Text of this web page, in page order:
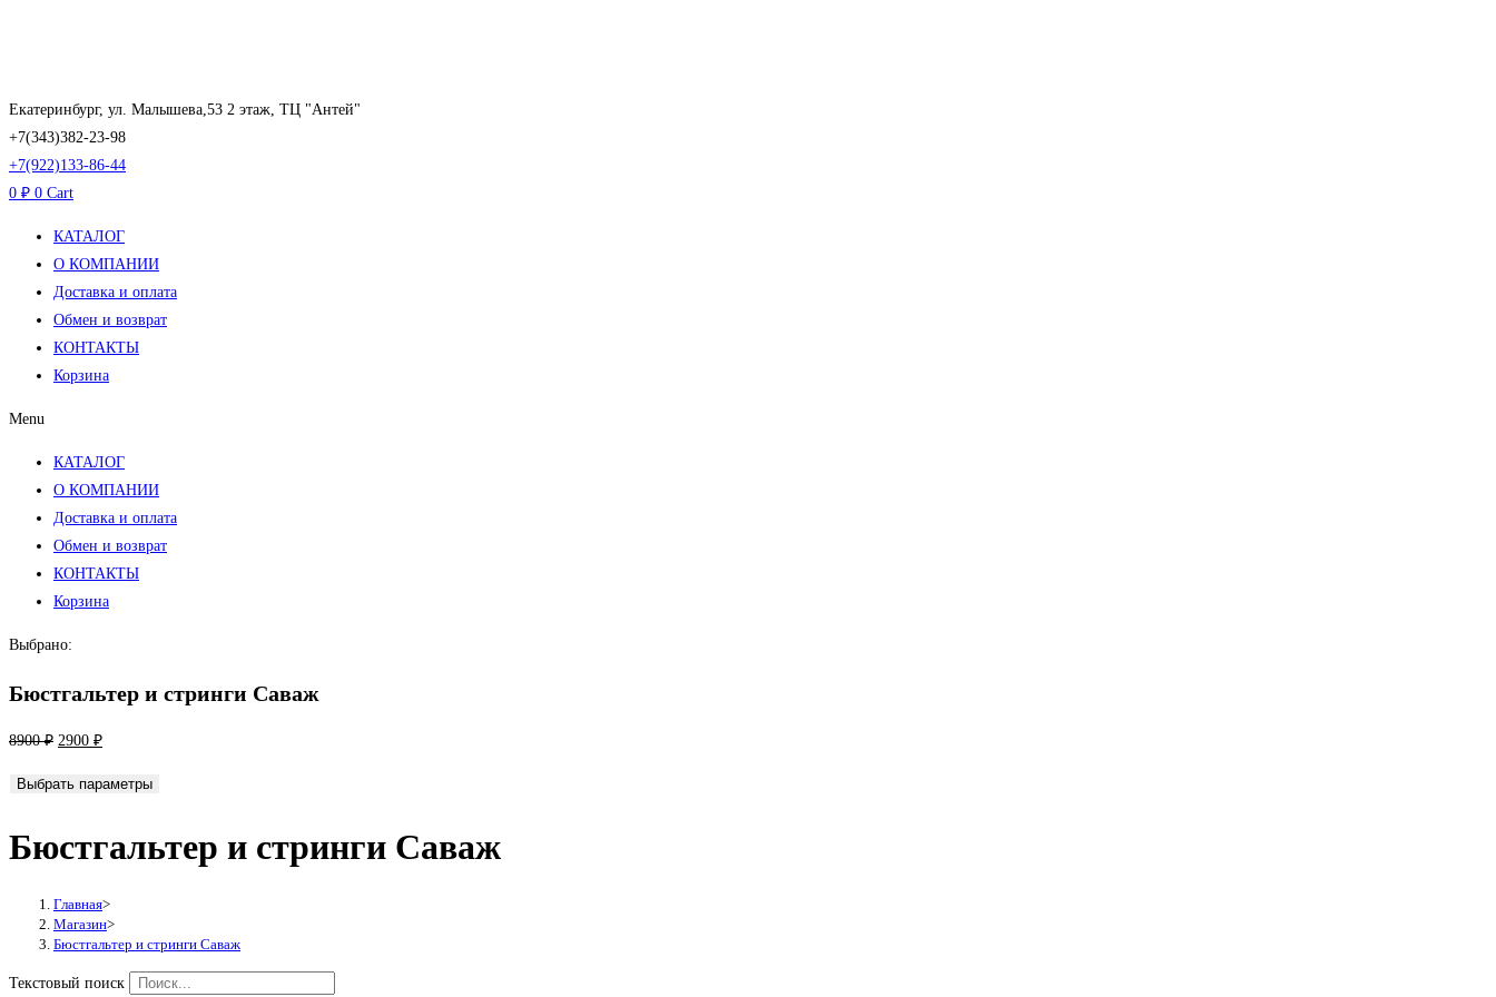
Екатеринбург, ул. Малышева,53 2 этаж, ТЦ "Антей"
+7(343)382-23-98
+7(922)133-86-44
0 ₽ 0 Cart
КАТАЛОГ
О КОМПАНИИ
Доставка и оплата
Обмен и возврат
КОНТАКТЫ
Корзина
Menu
КАТАЛОГ
О КОМПАНИИ
Доставка и оплата
Обмен и возврат
КОНТАКТЫ
Корзина
Выбрано:
Бюстгальтер и стринги Саваж
8900₽ Первоначальная
составляла
2900 ₽Текущая
2900 ₽.
Выбрать параметры
Бюстгальтер и стринги Саваж
Главная>
Магазин>
Бюстгальтер и стринги Саваж
Текстовый поиск